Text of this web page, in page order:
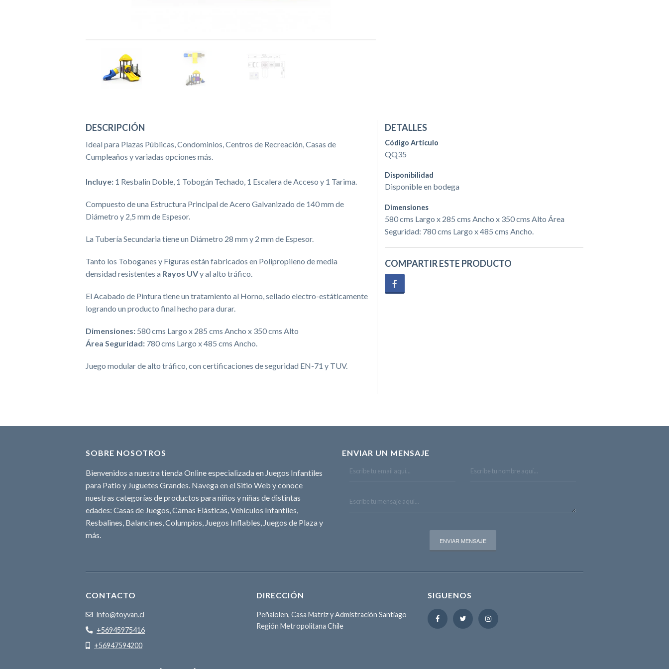
DESCRIPCIÓN
Ideal para Plazas Públicas, Condominios, Centros de Recreación, Casas de
Cumpleaños y variadas opciones más.
Incluye: 1 Resbalin Doble, 1 Tobogán Techado, 1 Escalera de Acceso y 1 Tarima.
Compuesto de una Estructura Principal de Acero Galvanizado de 140 mm de
Diámetro y 2,5 mm de Espesor.
La Tubería Secundaria tiene un Diámetro 28 mm y 2 mm de Espesor.
Tanto los Toboganes y Figuras están fabricados en Polipropileno de media
densidad resistentes a Rayos UVy al alto tráfico.
El Acabado de Pintura tiene un tratamiento al Horno, sellado electro-estáticamente
logrando un producto final hecho para durar.
Dimensiones: 580 cms Largo x 285 cms Ancho x 350 cms Alto
Área Seguridad: 780 cms Largo x 485 cms Ancho.
Juego modular de alto tráfico, con certificaciones de seguridad EN-71 y TUV.
DETALLES
Código Artículo
QQ35
Disponibilidad
Disponible en bodega
Dimensiones
580 cms Largo x 285 cms Ancho x 350 cms Alto Área
Seguridad: 780 cms Largo x 485 cms Ancho.
COMPARTIR ESTE PRODUCTO
SOBRE NOSOTROS
Bienvenidos a nuestra tienda Online especializada en Juegos Infantiles
para Patio y Juguetes Grandes. Navega en el Sitio Web y conoce
nuestras categorías de productos para niños y niñas de distintas
edades: Casas de Juegos, Camas Elásticas, Vehículos Infantiles,
Resbalines, Balancines, Columpios, Juegos Inflables, Juegos de Plaza y
más.
ENVIAR UN MENSAJE
CONTACTO
info@toyvan.cl
+56945975416
+56947594200
DIRECCIÓN
Peñalolen, Casa Matriz y Admistración Santiago
Región Metropolitana Chile
SIGUENOS